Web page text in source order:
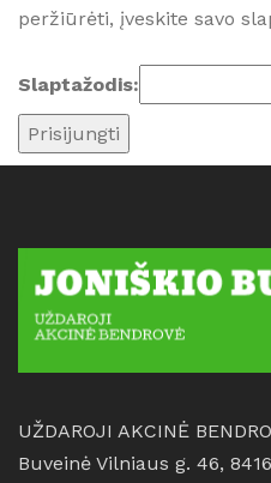
peržiūrėti, įveskite savo
Slaptažodis:
UŽDAROJI AKCINĖ
Buveinė Vilniaus g. 46,